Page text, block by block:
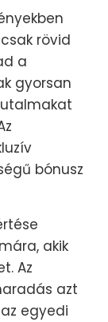
rövid
a
gyorsan
bónusz
akik
Az
azt
egyedi